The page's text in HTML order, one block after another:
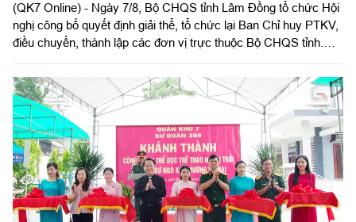
(QK7 Online) - Ngày 7/8, Bộ CHQS tỉnh Lâm Đồng tổ chức Hội
nghị công bố quyết định giải thể, tổ chức lại Ban Chỉ huy PTKV,
điều chuyển, thành lập các đơn vị trực thuộc Bộ CHQS tỉnh.
Tư lệnh, Tham mưu trưởng Quân khu dự và chỉ đạo hội nghị.
Thiếu tướng Đinh Hồng Tiếng, Ủy viên Thường vụ Tỉnh ủy, Chỉ
huy trưởng Bộ CHQS tỉnh Lâm Đồng chủ trì hội nghị.